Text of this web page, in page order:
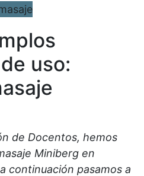
uso:
de Docentos, hemos
Miniberg en
continuación pasamos a